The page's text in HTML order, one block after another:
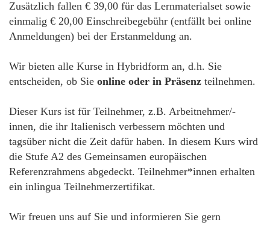
Zusätzlich fallen € 39,00 für das Lernmaterialset sowie
einmalig € 20,00 Einschreibegebühr (entfällt bei online
Anmeldungen) bei der Erstanmeldung an.
Wir bieten alle Kurse in Hybridform an, d.h. Sie
entscheiden, ob Sie online oder in Präsenz teilnehmen.
Dieser Kurs ist für Teilnehmer, z.B. Arbeitnehmer/-
innen, die ihr Italienisch verbessern möchten und
tagsüber nicht die Zeit dafür haben. In diesem Kurs wird
die Stufe A2 des Gemeinsamen europäischen
Referenzrahmens abgedeckt. Teilnehmer*innen erhalten
ein inlingua Teilnehmerzertifikat.
Wir freuen uns auf Sie und informieren Sie gern